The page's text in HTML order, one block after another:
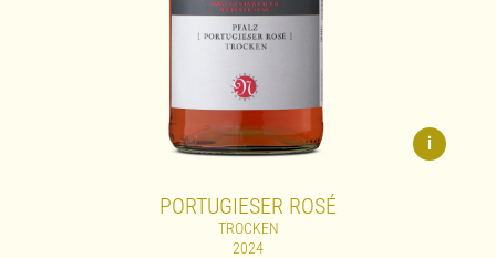
i
PORTUGIESER ROSÉ
TROCKEN
2024